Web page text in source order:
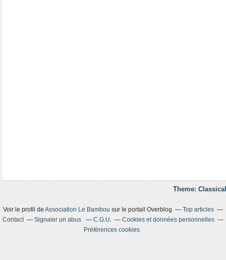
Theme:
Voir le profil de Association Le Bambou sur le portail Overblog
Top articles
Contact
Signaler un abus C.G.U.
Cookies et données personnelles
Préférences cookies